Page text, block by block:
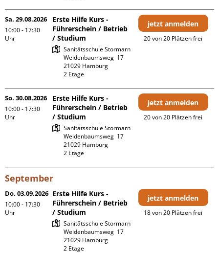
Sa. 29.08.2026
10:00 - 17:30
Uhr
Erste Hilfe Kurs -
Führerschein / Betrieb
/ Studium
Sanitätsschule Stormarn
Weidenbaumsweg  17
21029 Hamburg
2 Etage
jetzt anmelden
20 von 20 Plätzen frei
So. 30.08.2026
10:00 - 17:30
Uhr
Erste Hilfe Kurs -
Führerschein / Betrieb
/ Studium
Sanitätsschule Stormarn
Weidenbaumsweg  17
21029 Hamburg
2 Etage
jetzt anmelden
20 von 20 Plätzen frei
September
Do. 03.09.2026
10:00 - 17:30
Uhr
Erste Hilfe Kurs -
Führerschein / Betrieb
/ Studium
Sanitätsschule Stormarn
Weidenbaumsweg  17
21029 Hamburg
2 Etage
jetzt anmelden
18 von 20 Plätzen frei